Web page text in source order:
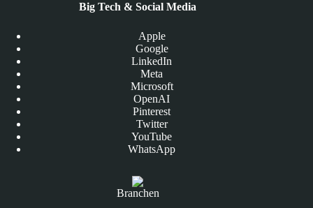
Big Tech & Social Media
Apple
Google
LinkedIn
Meta
Microsoft
OpenAI
Pinterest
Twitter
YouTube
WhatsApp
Branchen